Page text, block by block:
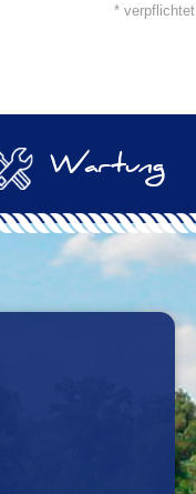
* verpflichtet
Wartung